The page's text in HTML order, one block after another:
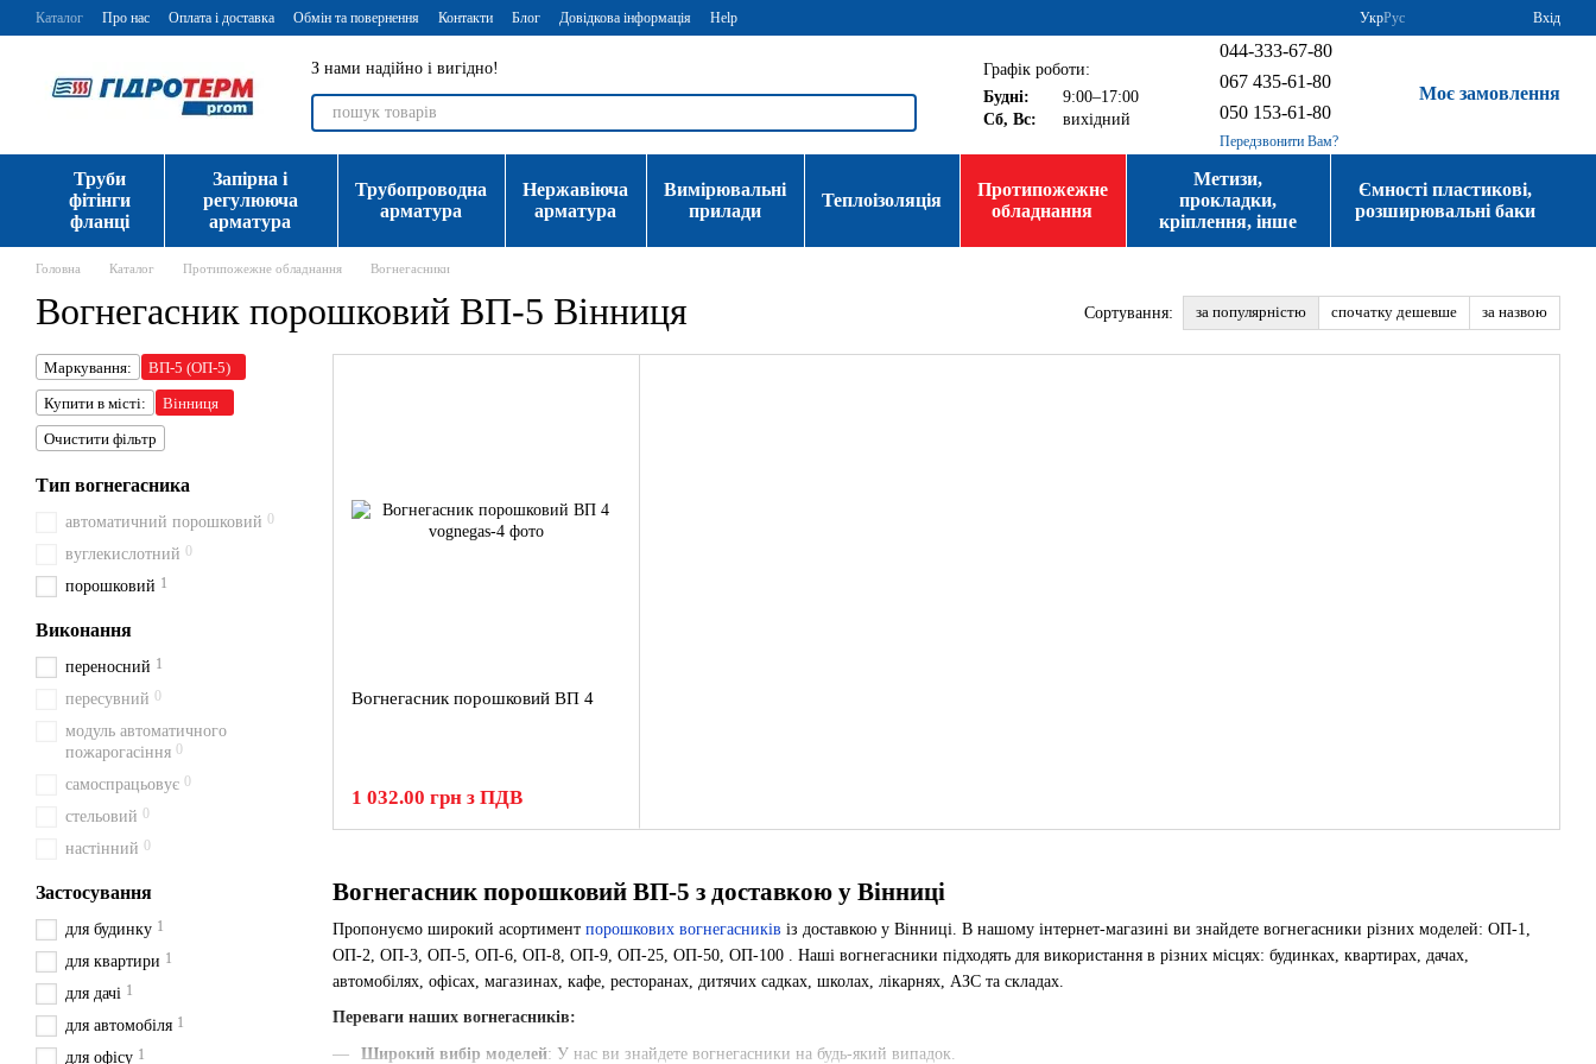
Перейти до основного контенту
Каталог Про нас Оплата і доставка Обмін та повернення Контакти Блог Довідкова інформація Help УкрРус Вхід
З нами надійно і вигідно!
Графік роботи:
Будні:
9:00–17:00
Сб, Вс:
вихідний
044-333-67-80
067 435-61-80
050 153-61-80
Передзвонити Вам?
Моє замовлення
Труби
фітінги
фланці
Запірна і
регулююча
арматура
Трубопроводна
арматура
Нержавіюча
арматура
Вимірювальні
прилади
Теплоізоляція
Протипожежне
обладнання
Метизи,
прокладки,
кріплення, інше
Ємності пластикові,
розширювальні баки
Головна Каталог Протипожежне обладнання Вогнегасники
Вогнегасник порошковий ВП-5 Вінниця Сортування: за популярністю спочатку дешевше за назвою
Вогнегасник порошковий ВП-5 з доставкою у Вінниці
Пропонуємо широкий асортимент порошкових вогнегасників із доставкою у Вінниці. В нашому інтернет-магазині ви знайдете вогнегасники різних моделей: ОП-1,
ОП-2, ОП-3, ОП-5, ОП-6, ОП-8, ОП-9, ОП-25, ОП-50, ОП-100 . Наші вогнегасники підходять для використання в різних місцях: будинках, квартирах, дачах,
автомобілях, офісах, магазинах, кафе, ресторанах, дитячих садках, школах, лікарнях, АЗС та складах.
Переваги наших вогнегасників:
Широкий вибір моделей: У нас ви знайдете вогнегасники на будь-який випадок.
Вогнегасник порошковий ВП 4
1 032.00 грн з ПДВ
Маркування:
ВП-5 (ОП-5)
Купити в місті:
Вінниця
Очистити фільтр
Тип вогнегасника
автоматичний порошковий 0
вуглекислотний 0
порошковий 1
Виконання
переносний 1
пересувний 0
модуль автоматичного
пожарогасіння 0
самоспрацьовує 0
стельовий 0
настінний 0
Застосування
для будинку 1
для квартири 1
для дачі 1
для автомобіля 1
для офісу 1